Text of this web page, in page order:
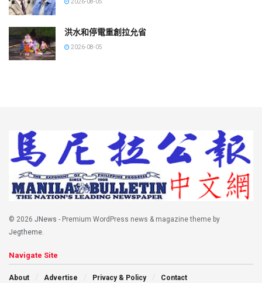
2026-08-05
洪水和停電重創拉允省
2026-08-05
© 2026 JNews - Premium WordPress news & magazine theme by
Jegtheme.
Navigate Site
About Advertise Privacy & Policy Contact